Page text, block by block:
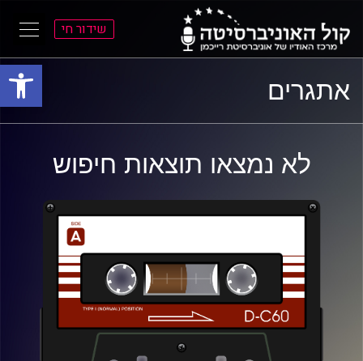
פתח
התפריט
הראשי
התוכן
הראשי
שידור חי
אתגרים
לא נמצאו תוצאות חיפוש